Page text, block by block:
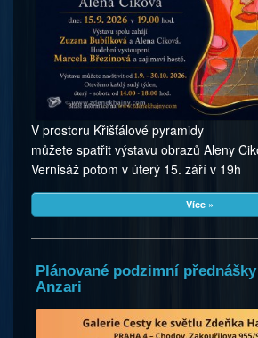
V prostoru Křišťálové pyramidy
můžete spatřit výstavu obrazů Aleny
Vernisáž potom v úterý 15. září v 19h
Více »
Plánované podzimní
Anzari